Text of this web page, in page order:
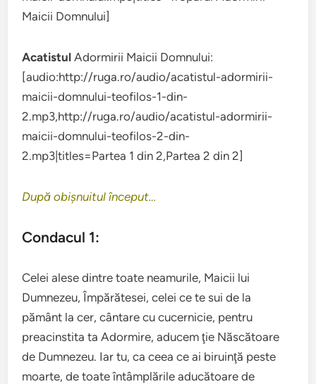
Maicii Domnului]
Acatistul Adormirii Maicii Domnului:
[audio:http://ruga.ro/audio/acatistul-adormirii-
maicii-domnului-teofilos-1-din-
2.mp3,http://ruga.ro/audio/acatistul-adormirii-
maicii-domnului-teofilos-2-din-
2.mp3|titles=Partea 1 din 2,Partea 2 din 2]
După obişnuitul început…
Condacul 1:
Celei alese dintre toate neamurile, Maicii lui
Dumnezeu, Împărătesei, celei ce te sui de la
pământ la cer, cântare cu cucernicie, pentru
preacinstita ta Adormire, aducem ţie Născătoare
de Dumnezeu. Iar tu, ca ceea ce ai biruinţă peste
moarte, de toate întâmplările aducătoare de